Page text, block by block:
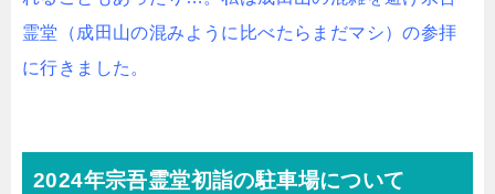
霊堂（成田山の混みように比べたらまだマシ）の参拝
に行きました。
2024年宗吾霊堂初詣の駐車場について